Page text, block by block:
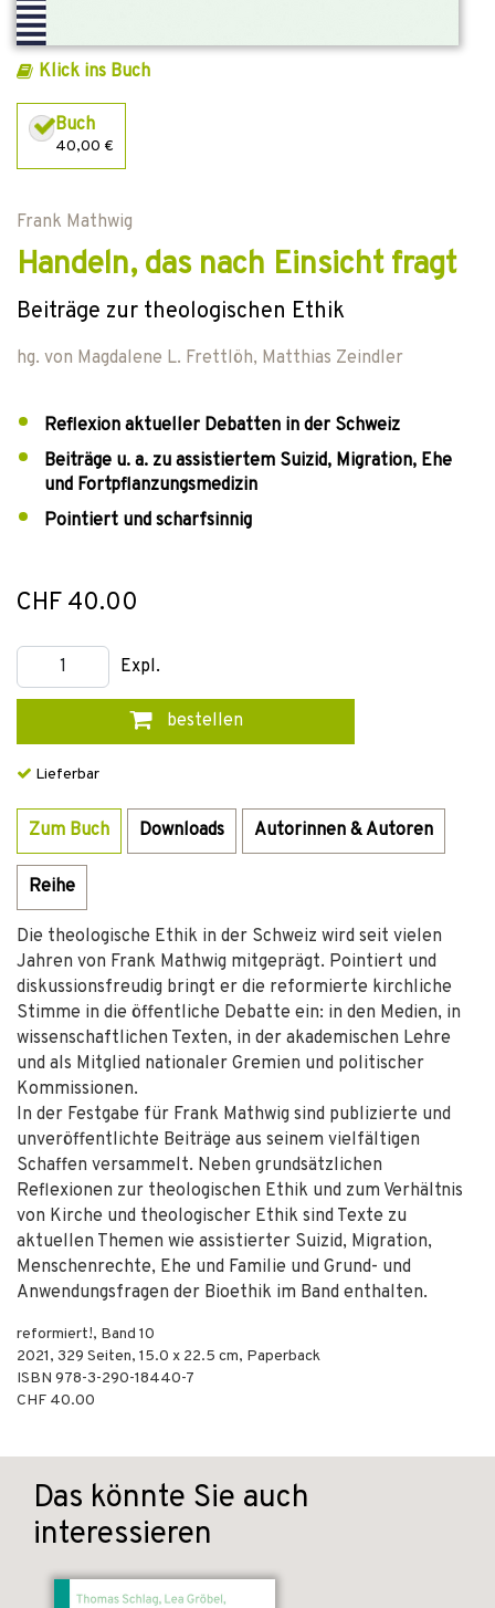
Klick ins Buch
Buch
40,00 €
Frank Mathwig
Handeln, das nach Einsicht fragt
Beiträge zur theologischen Ethik
hg. von Magdalene L. Frettlöh, Matthias Zeindler
Reflexion aktueller Debatten in der Schweiz
Beiträge u. a. zu assistiertem Suizid, Migration, Ehe
und Fortpflanzungsmedizin
Pointiert und scharfsinnig
CHF 40.00
Expl.
bestellen
Lieferbar
Zum Buch Downloads Autorinnen & Autoren
Reihe
Die theologische Ethik in der Schweiz wird seit vielen
Jahren von Frank Mathwig mitgeprägt. Pointiert und
diskussionsfreudig bringt er die reformierte kirchliche
Stimme in die öffentliche Debatte ein: in den Medien, in
wissenschaftlichen Texten, in der akademischen Lehre
und als Mitglied nationaler Gremien und politischer
Kommissionen.
In der Festgabe für Frank Mathwig sind publizierte und
unveröffentlichte Beiträge aus seinem vielfältigen
Schaffen versammelt. Neben grundsätzlichen
Reflexionen zur theologischen Ethik und zum Verhältnis
von Kirche und theologischer Ethik sind Texte zu
aktuellen Themen wie assistierter Suizid, Migration,
Menschenrechte, Ehe und Familie und Grund- und
Anwendungsfragen der Bioethik im Band enthalten.
reformiert!, Band 10
2021, 329 Seiten, 15.0 x 22.5 cm, Paperback
ISBN 978-3-290-18440-7
CHF 40.00
Das könnte Sie auch
interessieren